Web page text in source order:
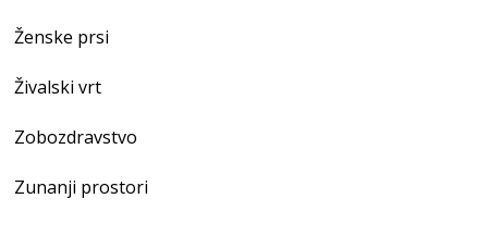
Ženske prsi
Živalski vrt
Zobozdravstvo
Zunanji prostori